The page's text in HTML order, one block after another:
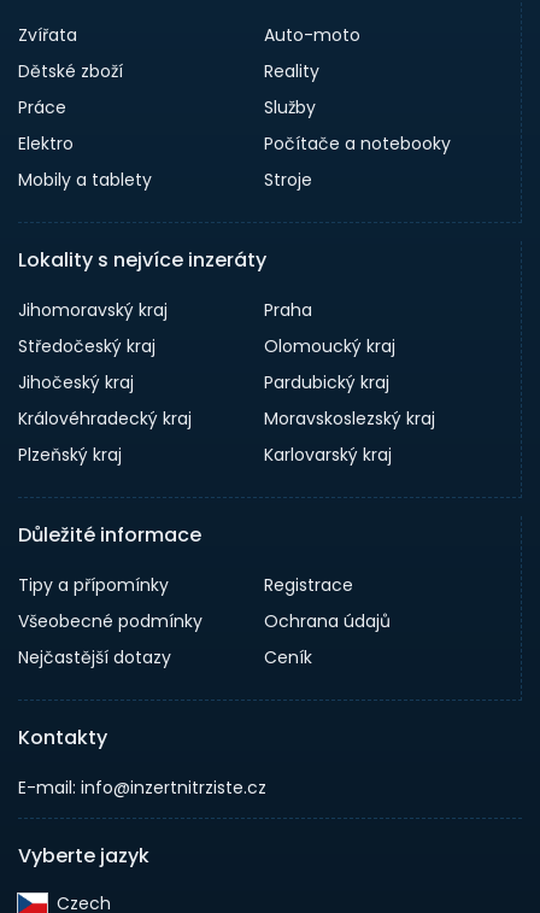
Zvířata
Auto-moto
Dětské zboží
Reality
Práce
Služby
Elektro
Počítače a notebooky
Mobily a tablety
Stroje
Lokality s nejvíce inzeráty
Jihomoravský kraj
Praha
Středočeský kraj
Olomoucký kraj
Jihočeský kraj
Pardubický kraj
Královéhradecký kraj
Moravskoslezský kraj
Plzeňský kraj
Karlovarský kraj
Důležité informace
Tipy a přípomínky
Registrace
Všeobecné podmínky
Ochrana údajů
Nejčastější dotazy
Ceník
Kontakty
E-mail: info@inzertnitrziste.cz
Vyberte jazyk
Czech‎